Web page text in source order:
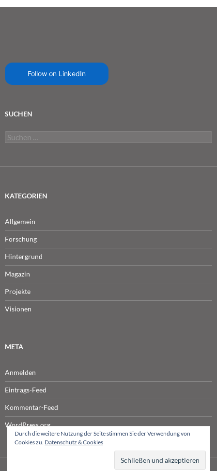
Follow on LinkedIn
SUCHEN
Suchen
nach:
KATEGORIEN
Allgemein
Forschung
Hintergrund
Magazin
Projekte
Visionen
META
Anmelden
Eintrags-Feed
Kommentar-Feed
WordPress.org
© NETPRODUCER
Durch die weitere Nutzung der Seite stimmen Sie der Verwendung von
Cookies zu. Datenschutz & Cookies